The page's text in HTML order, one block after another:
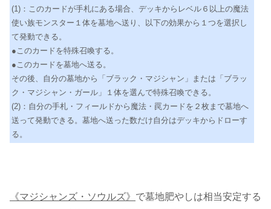
(1)：このカードが手札にある場合、デッキからレベル６以上の魔法
使い族モンスター１体を墓地へ送り、以下の効果から１つを選択し
て発動できる。
●このカードを特殊召喚する。
●このカードを墓地へ送る。
その後、自分の墓地から「ブラック・マジシャン」または「ブラッ
ク・マジシャン・ガール」１体を選んで特殊召喚できる。
(2)：自分の手札・フィールドから魔法・罠カードを２枚まで墓地へ
送って発動できる。墓地へ送った数だけ自分はデッキからドローす
る。
《マジシャンズ・ソウルズ》 で墓地肥やしは相当安定する